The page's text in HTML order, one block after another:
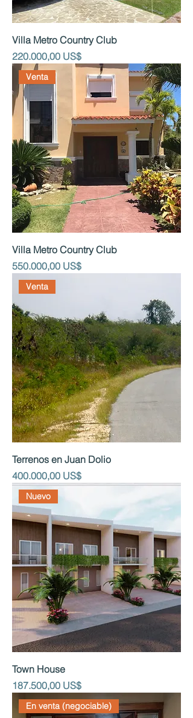
Villa Metro Country Club
Precio
220.000,00 US$
Venta
Villa Metro Country Club
Precio
550.000,00 US$
Venta
Terrenos en Juan Dolio
Precio
400.000,00 US$
Nuevo
Town House
Precio
187.500,00 US$
En venta (negociable)